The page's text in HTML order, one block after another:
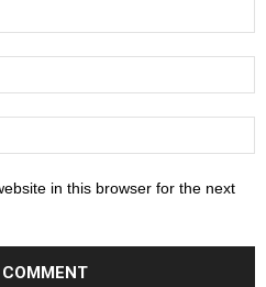
in this browser for the next